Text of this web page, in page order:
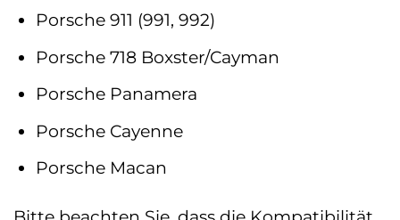
Porsche 911 (991, 992)
Porsche 718 Boxster/Cayman
Porsche Panamera
Porsche Cayenne
Porsche Macan